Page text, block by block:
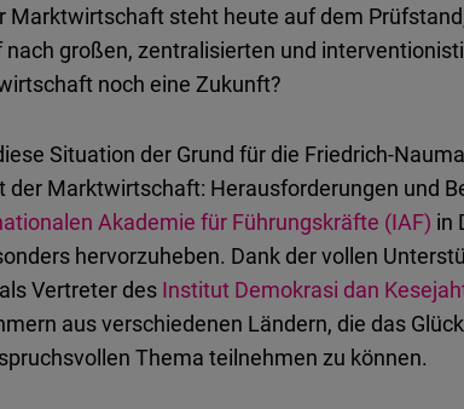
Marktwirtschaft steht heute auf dem
nach großen, zentralisierten und
noch eine Zukunft?
Situation der Grund für die Friedrich-
der Marktwirtschaft: Herausforderungen und
Akademie für Führungskräfte (IAF) in
hervorzuheben. Dank der vollen
Vertreter des Institut Demokrasi dan
aus verschiedenen Ländern, die das
Thema teilnehmen zu können.